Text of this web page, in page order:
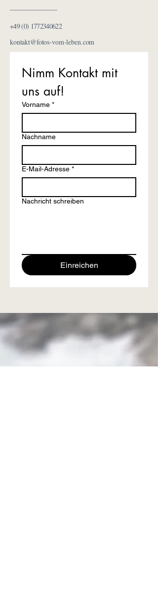
+49 (0) 1772340622
kontakt@fotos-vom-leben.com
Nimm Kontakt mit
uns auf!
Vorname *
Nachname
E-Mail-Adresse *
Nachricht schreiben
Einreichen